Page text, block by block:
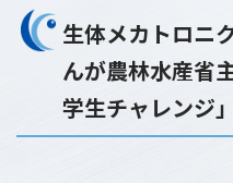
生体メカトロニ
んが農林水産省
学生チャレンジ